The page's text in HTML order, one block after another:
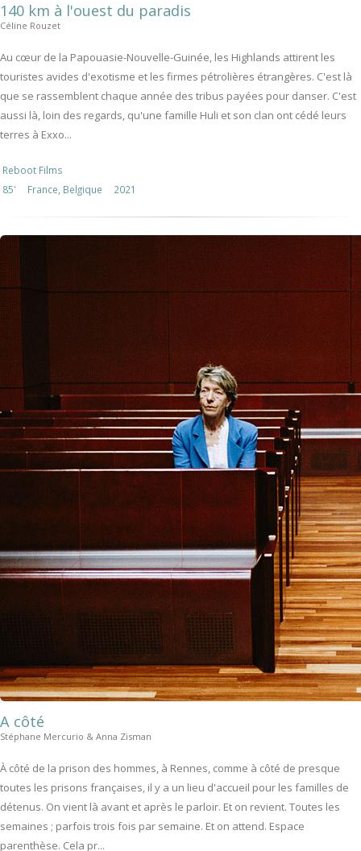
140 km à l'ouest du paradis
Céline Rouzet
Au cœur de la Papouasie-Nouvelle-Guinée, les Highlands attirent les
touristes avides d'exotisme et les firmes pétrolières étrangères. C'est là
que se rassemblent chaque année des tribus payées pour danser. C'est
aussi là, loin des regards, qu'une famille Huli et son clan ont cédé leurs
terres à Exxo...
Reboot Films
85'
France, Belgique 2021
A côté
Stéphane Mercurio & Anna Zisman
À côté de la prison des hommes, à Rennes, comme à côté de presque
toutes les prisons françaises, il y a un lieu d'accueil pour les familles de
détenus. On vient là avant et après le parloir. Et on revient. Toutes les
semaines ; parfois trois fois par semaine. Et on attend. Espace
parenthèse. Cela pr...